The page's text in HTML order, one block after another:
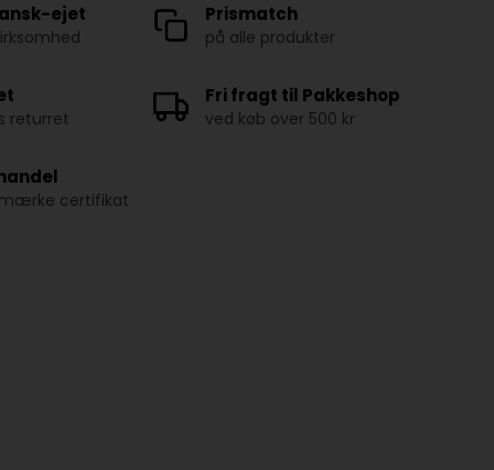
ejet Prismatch
på alle produkter
returret
Fri fragt til Pakkeshop
ved køb over 500 kr
certifikat